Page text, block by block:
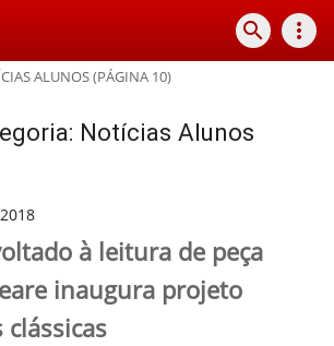
search more_vert
ALUNOS(PÁGINA 10)
Notícias Alunos
à leitura de peça
inaugura projeto